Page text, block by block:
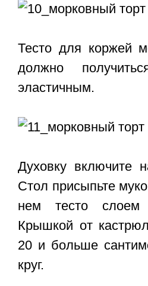
Тесто для коржей
должно
эластичным.
Духовку включите
Стол присыпьте
нем тесто
Крышкой от
20 и больше
круг.